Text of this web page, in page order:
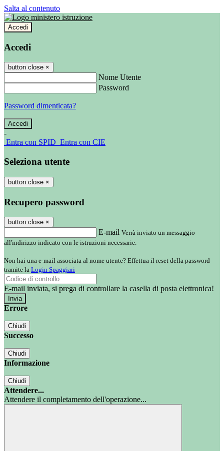
Salta al contenuto
Accedi
Accedi
button close ×
Nome Utente
Password
Password dimenticata?
-
Entra con SPID Entra con CIE
Seleziona utente
button close ×
Recupero password
button close ×
E-mail Verrà inviato un messaggio
all'indirizzo indicato con le istruzioni necessarie.
Non hai una e-mail associata al nome utente? Effettua il reset della password
tramite la Login Spaggiari
E-mail inviata, si prega di controllare la casella di posta elettronica!
Errore
Chiudi
Successo
Chiudi
Informazione
Chiudi
Attendere...
Attendere il completamento dell'operazione...